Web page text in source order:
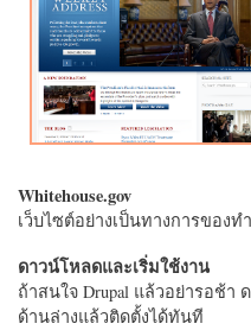
Whitehouse.gov
เว็บไซต์อย่างเป็นทางการของท
ดาวน์โหลดและเริ่มใช้งาน
ถ้าสนใจ Drupal แล้วอย่ารอช้า
ด้านล่างแล้วติดตั้งได้ทันที